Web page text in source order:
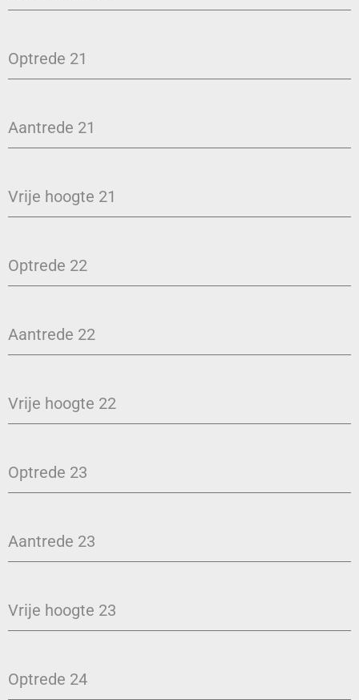
Optrede 21
Aantrede 21
Vrije hoogte 21
Optrede 22
Aantrede 22
Vrije hoogte 22
Optrede 23
Aantrede 23
Vrije hoogte 23
Optrede 24